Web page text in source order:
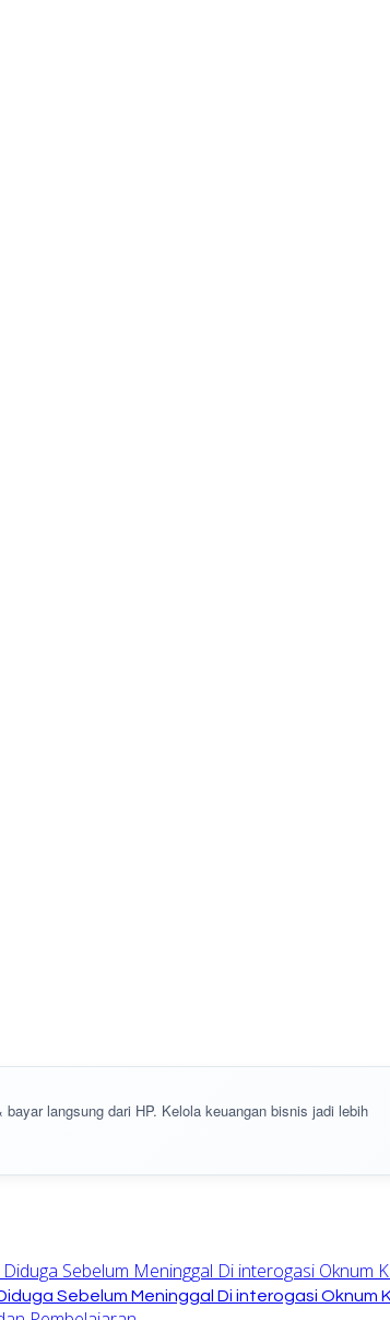
bayar langsung dari HP. Kelola keuangan bisnis jadi lebih
Sebelum Meninggal Di interogasi Oknum